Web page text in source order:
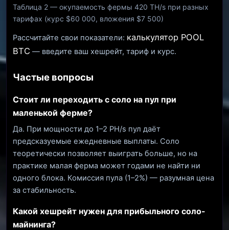
Таблица 2 — окупаемость фермы 420 TH/s при разных
тарифах (курс $60 000, вложения $7 500)
Рассчитайте свои показатели: калькулятор POOL
BTC — введите ваш хешрейт, тариф и курс.
Частые вопросы
Стоит ли переходить с соло на пул при
маленькой ферме?
Да. При мощности до 1–2 PH/s пул даёт
предсказуемые ежедневные выплаты. Соло
теоретически позволяет выиграть больше, но на
практике малая ферма может годами не найти ни
одного блока. Комиссия пула (1–2%) — разумная цена
за стабильность.
Какой хешрейт нужен для прибыльного соло-
майнинга?